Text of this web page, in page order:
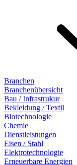
Branchen
Branchenübersicht
Bau / Infrastrukur
Bekleidung / Textil
Biotechnologie
Chemie
Dienstleistungen
Eisen / Stahl
Elektrotechnologie
Erneuerbare Energien